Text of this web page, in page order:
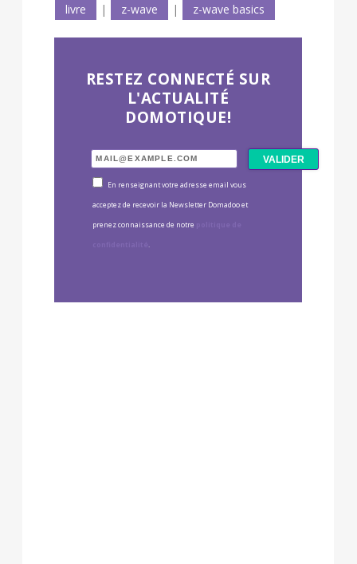
livre | z-wave | z-wave basics
RESTEZ CONNECTÉ SUR
L'ACTUALITÉ
DOMOTIQUE!
En renseignant votre adresse email vous
acceptez de recevoir la Newsletter Domadoo et
prenez connaissance de notre
.